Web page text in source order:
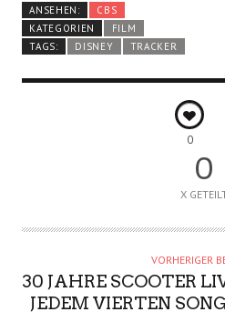
ANSEHEN:
CBS
KATEGORIEN
FILM
TAGS:
DISNEY TRACKER
0
0
X
VORHERIGER
30 JAHRE SCOOTER
JEDEM VIERTEN